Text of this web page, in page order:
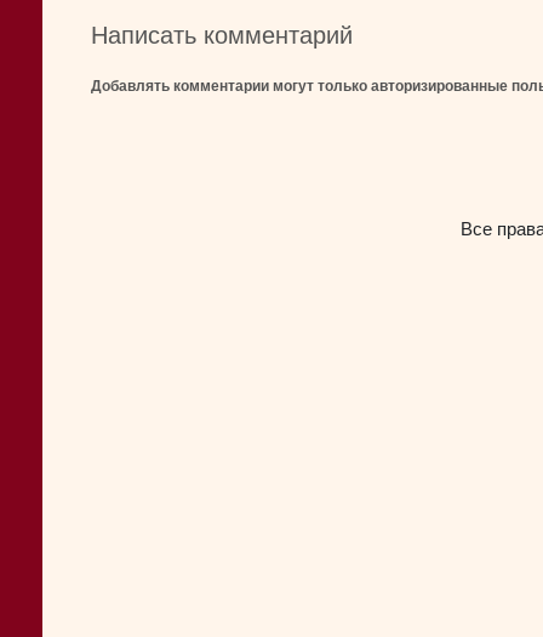
Написать комментарий
Добавлять комментарии могут только авторизированные
Все